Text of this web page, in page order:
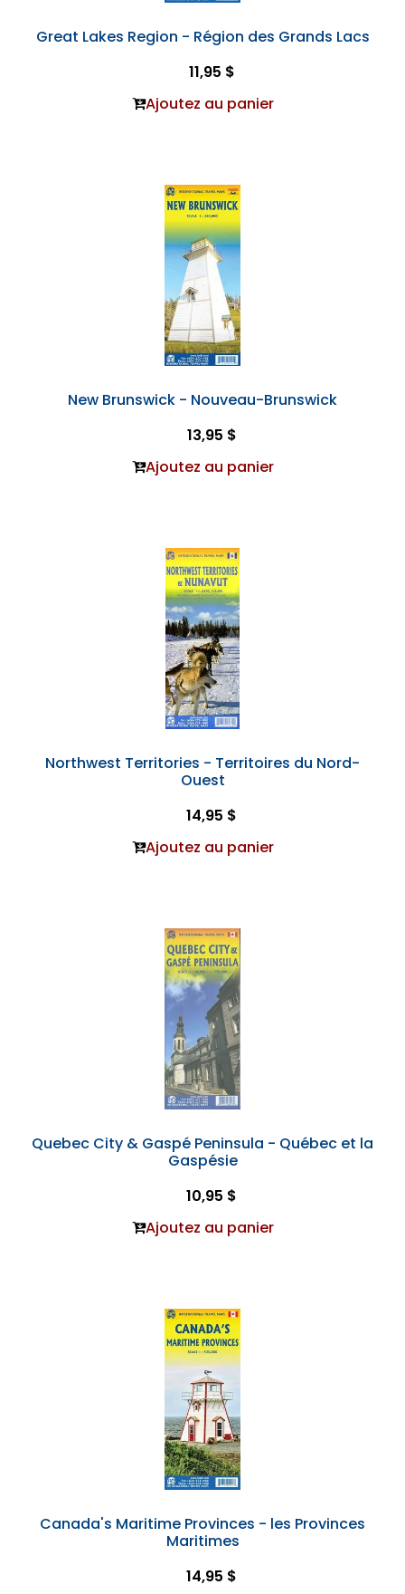
Great Lakes Region - Région des Grands Lacs
11,95 $
Ajoutez au panier
New Brunswick - Nouveau-Brunswick
13,95 $
Ajoutez au panier
Northwest Territories - Territoires du Nord-
Ouest
14,95 $
Ajoutez au panier
Quebec City & Gaspé Peninsula - Québec et la
Gaspésie
10,95 $
Ajoutez au panier
Canada's Maritime Provinces - les Provinces
Maritimes
14,95 $